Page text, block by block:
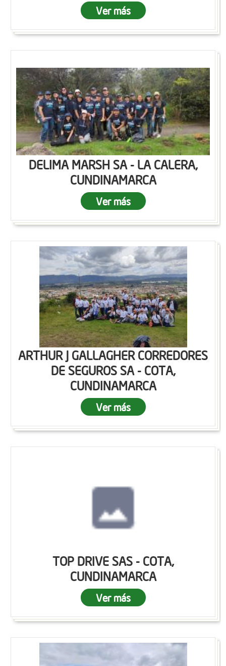
Ver más
DELIMA MARSH SA - LA CALERA,
CUNDINAMARCA
Ver más
ARTHUR J GALLAGHER CORREDORES
DE SEGUROS SA - COTA,
CUNDINAMARCA
Ver más
TOP DRIVE SAS - COTA,
CUNDINAMARCA
Ver más